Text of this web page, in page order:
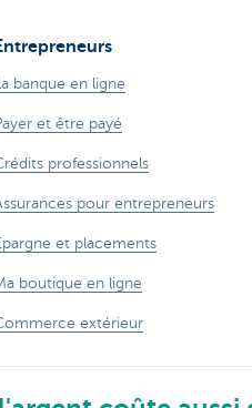
La banque en ligne
et être payé
professionnels
pour entrepreneurs
et placements
boutique en ligne
extérieur